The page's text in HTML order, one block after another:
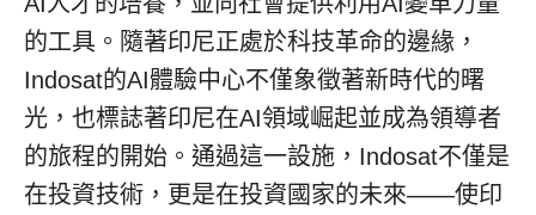
的工具。隨著印尼正處於科技革命的邊緣，
Indosat的AI體驗中心不僅象徵著新時代的曙
光，也標誌著印尼在AI領域崛起並成為領導者
的旅程的開始。通過這一設施，Indosat不僅是
在投資技術，更是在投資國家的未來——使印